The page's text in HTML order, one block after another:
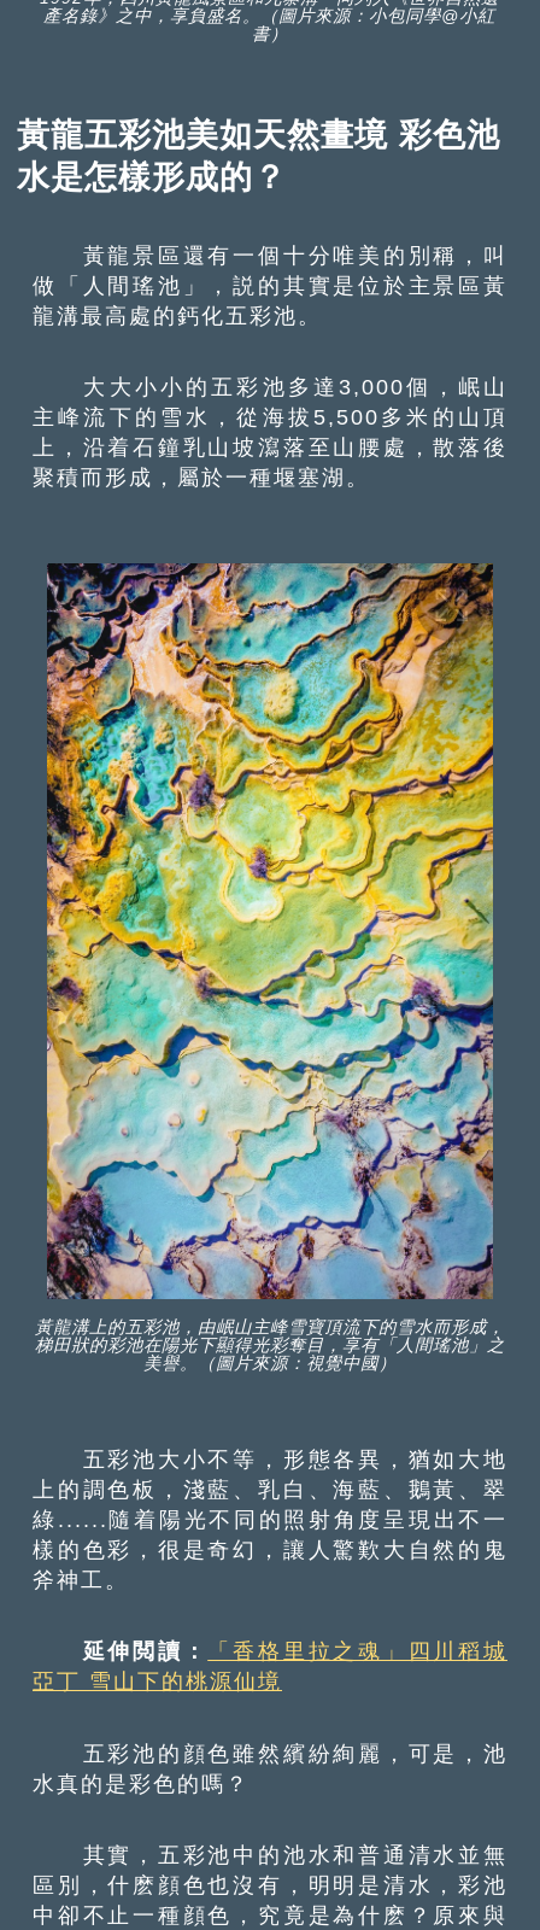
產名錄》之中，享負盛名。（圖片來源：小包同學@小紅
書）
黃龍五彩池美如天然畫境 彩色池
水是怎樣形成的？
黃龍景區還有一個十分唯美的別稱，叫
做「人間瑤池」，説的其實是位於主景區黃
龍溝最高處的鈣化五彩池。
大大小小的五彩池多達3,000個，岷山
主峰流下的雪水，從海拔5,500多米的山頂
上，沿着石鐘乳山坡瀉落至山腰處，散落後
聚積而形成，屬於一種堰塞湖。
黃龍溝上的五彩池，由岷山主峰雪寶頂流下的雪水而形成，
梯田狀的彩池在陽光下顯得光彩奪目，享有「人間瑤池」之
美譽。（圖片來源：視覺中國）
五彩池大小不等，形態各異，猶如大地
上的調色板，淺藍、乳白、海藍、鵝黃、翠
綠......隨着陽光不同的照射角度呈現出不一
樣的色彩，很是奇幻，讓人驚歎大自然的鬼
斧神工。
延伸閲讀：
「香格里拉之魂」四川稻城
亞丁 雪山下的桃源仙境
五彩池的顔色雖然繽紛絢麗，可是，池
水真的是彩色的嗎？
其實，五彩池中的池水和普通清水並無
區別，什麽顔色也沒有，明明是清水，彩池
中卻不止一種顔色，究竟是為什麽？原來與